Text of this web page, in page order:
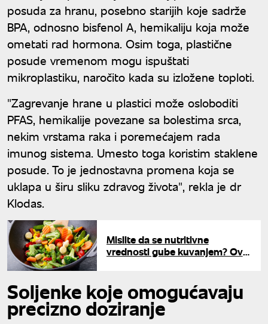
posuda za hranu, posebno starijih koje sadrže
BPA, odnosno bisfenol A, hemikaliju koja može
ometati rad hormona. Osim toga, plastične
posude vremenom mogu ispuštati
mikroplastiku, naročito kada su izložene toploti.
"Zagrevanje hrane u plastici može osloboditi
PFAS, hemikalije povezane sa bolestima srca,
nekim vrstama raka i poremećajem rada
imunog sistema. Umesto toga koristim staklene
posude. To je jednostavna promena koja se
uklapa u širu sliku zdravog života", rekla je dr
Klodas.
Mislite da se nutritivne
vrednosti gube kuvanjem? Ovo
Soljenke koje omogućavaju
precizno doziranje